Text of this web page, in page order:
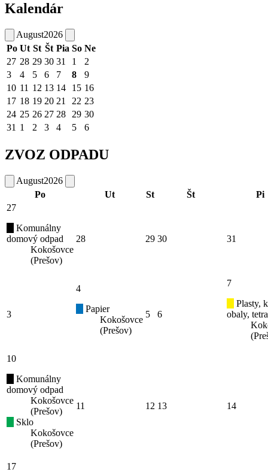
Kalendár
August2026
Po Ut St Št Pia So Ne
27 28 29 30 31 1
2
3
4 5 6 7 8
9
10 11 12 13 14 15 16
17 18 19 20 21 22 23
24 25 26 27 28 29 30
31 1 2 3 4 5 6
ZVOZ ODPADU
August2026
Po
Ut St Št
Pi
27
Komunálny
domový odpad
Kokošovce
(Prešov)
28 29 30 31
3
4
Papier
Kokošovce
(Prešov)
5 6
7
Plasty,
obaly,
10
Komunálny
domový odpad
Kokošovce
(Prešov)
Sklo
Kokošovce
(Prešov)
11 12 13 14
17